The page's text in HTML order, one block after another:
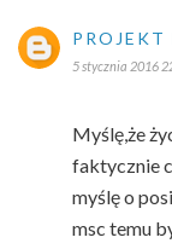
5 stycznia 2016
Myślę,że
faktycznie
myślę o
msc temu